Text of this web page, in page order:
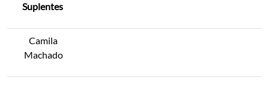
Suplentes
Camila
Machado